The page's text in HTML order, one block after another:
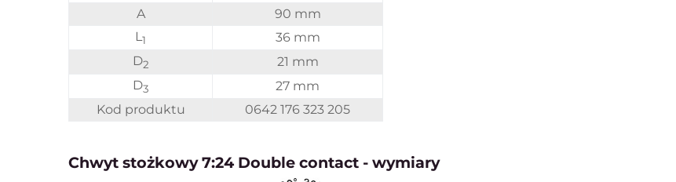
A
90 mm
L 1
36 mm
D2
21 mm
D3
27 mm
Kod produktu
0642 176 323 205
Chwyt stożkowy 7:24 Double contact - wymiary